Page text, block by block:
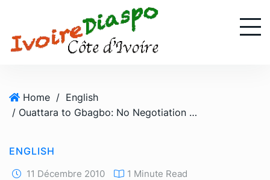
Home / English
/ Ouattara to Gbagbo: No Negotiation until he Concedes Defeat
ENGLISH
11 Décembre 2010 1 Minute Read